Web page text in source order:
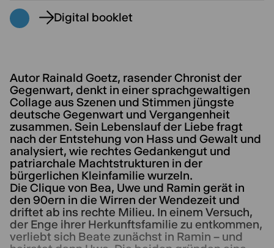
Digital booklet
Autor Rainald Goetz, rasender Chronist der
Gegenwart, denkt in einer sprachgewaltigen
Collage aus Szenen und Stimmen jüngste
deutsche Gegenwart und Vergangenheit
zusammen. Sein Lebenslauf der Liebe fragt
nach der Entstehung von Hass und Gewalt und
analysiert, wie rechtes Gedankengut und
patriarchale Machtstrukturen in der
bürgerlichen Kleinfamilie wurzeln.
Die Clique von Bea, Uwe und Ramin gerät in
den 90ern in die Wirren der Wendezeit und
driftet ab ins rechte Milieu. In einem Versuch,
der Enge ihrer Herkunftsfamilie zu entkommen,
verliebt sich Beate zunächst in Ramin – und